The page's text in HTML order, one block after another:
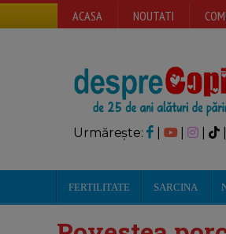
ACASA NOUTATI
Urmărește: |
FERTILITATE SARCINA